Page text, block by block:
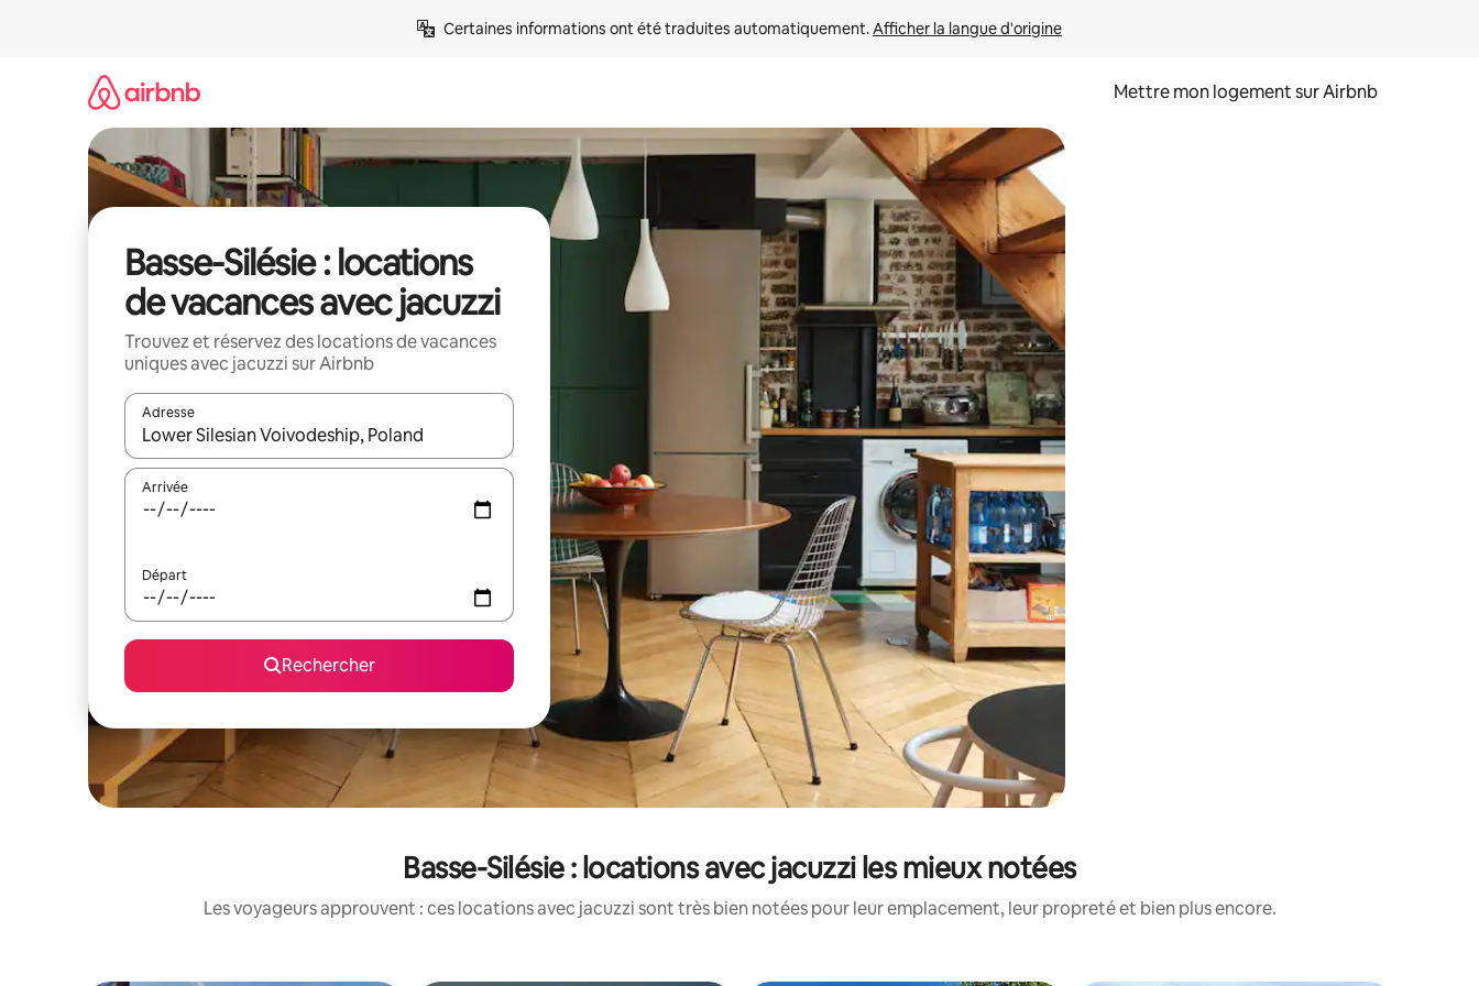
Certaines informations ont été traduites automatiquement. Afficher la langue d'origine
Mettre mon logement sur Airbnb
Basse-Silésie : locations
de vacances avec jacuzzi
Trouvez et réservez des locations de vacances
uniques avec jacuzzi sur Airbnb
Adresse
Lorsque les résultats s'affichent, utilisez les flèches vers le haut et vers le bas pour les parcourir ou en appuyant et en faisant glisser.
Arrivée
Départ
Rechercher
Basse-Silésie : locations avec jacuzzi les mieux notées
Les voyageurs approuvent : ces locations avec jacuzzi sont très bien notées pour leur emplacement, leur propreté et bien plus encore.